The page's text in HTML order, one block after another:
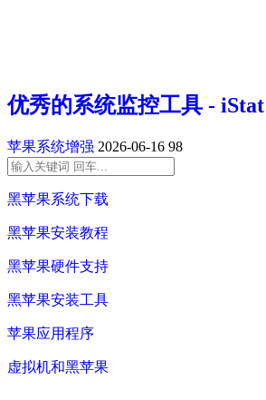
优秀的系统监控工具 - iStat
苹果系统增强 2026-06-16 98
黑苹果系统下载
黑苹果安装教程
黑苹果硬件支持
黑苹果安装工具
苹果应用程序
虚拟机和黑苹果